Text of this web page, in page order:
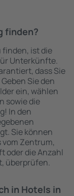
finden?
finden, ist die
Unterkünfte.
dass Sie
Sie den
ein, wählen
sowie die
In den
Sie können
Zentrum,
oder die Anzahl
überprüfen.
in Hotels in